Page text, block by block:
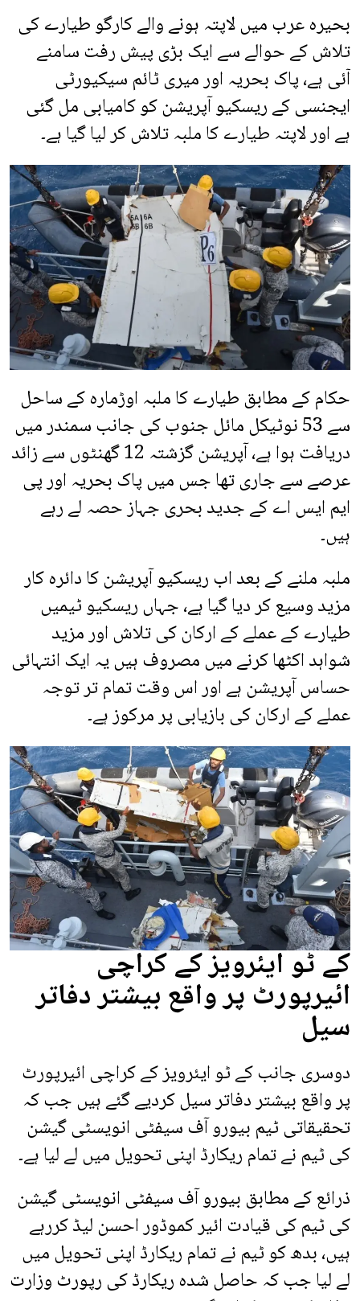
بحیرہ عرب میں لاپتہ ہونے والے کارگو طیارے کی
تلاش کے حوالے سے ایک بڑی پیش رفت سامنے
آئی ہے، پاک بحریہ اور میری ٹائم سیکیورٹی
ایجنسی کے ریسکیو آپریشن کو کامیابی مل گئی
ہے اور لاپتہ طیارے کا ملبہ تلاش کر لیا گیا ہے۔
حکام کے مطابق طیارے کا ملبہ اوڑمارہ کے ساحل
سے 53 نوٹیکل مائل جنوب کی جانب سمندر میں
دریافت ہوا ہے، آپریشن گزشتہ 12 گھنٹوں سے زائد
عرصے سے جاری تھا جس میں پاک بحریہ اور پی
ایم ایس اے کے جدید بحری جہاز حصہ لے رہے
ہیں۔
ملبہ ملنے کے بعد اب ریسکیو آپریشن کا دائرہ کار
مزید وسیع کر دیا گیا ہے، جہاں ریسکیو ٹیمیں
طیارے کے عملے کے ارکان کی تلاش اور مزید
شواہد اکٹھا کرنے میں مصروف ہیں یہ ایک انتہائی
حساس آپریشن ہے اور اس وقت تمام تر توجہ
عملے کے ارکان کی بازیابی پر مرکوز ہے۔
کے ٹو ایئرویز کے کراچی
ائیرپورٹ پر واقع بیشتر دفاتر
سیل
دوسری جانب کے ٹو ایئرویز کے کراچی ائیرپورٹ
پر واقع بیشتر دفاتر سیل کردیے گئے ہیں جب کہ
تحقیقاتی ٹیم بیورو آف سیفٹی انویسٹی گیشن
کی ٹیم نے تمام ریکارڈ اپنی تحویل میں لے لیا ہے۔
ذرائع کے مطابق بیورو آف سیفٹی انویسٹی گیشن
کی ٹیم کی قیادت ائیر کموڈور احسن لیڈ کررہے
ہیں، بدھ کو ٹیم نے تمام ریکارڈ اپنی تحویل میں
لے لیا جب کہ حاصل شدہ ریکارڈ کی رپورٹ وزارت